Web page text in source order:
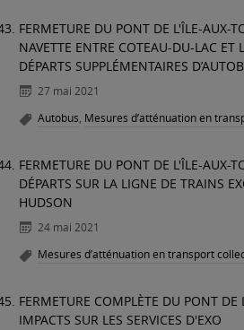
FERMETURE DU PONT DE L'ÎLE-AUX-
NAVETTE ENTRE COTEAU-DU-LAC ET
DÉPARTS SUPPLÉMENTAIRES
27 mai 2021
Autobus, Mesures d’atténuation en
FERMETURE DU PONT DE L'ÎLE-AUX-
DÉPARTS SUR LA LIGNE DE TRAINS
HUDSON
24 mai 2021
Mesures d’atténuation en transport
FERMETURE COMPLÈTE DU PONT DE
IMPACTS SUR LES SERVICES D'EXO